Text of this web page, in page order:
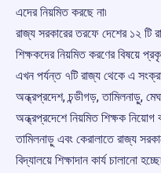
এদের নিয়মিত করছে না৷
রাজ্য সরকারের তরফে দেশের ১২ টি
শিক্ষকদের নিয়মিত করণের বিষয়ে
এখন পর্যন্ত ৭টি রাজ্য থেকে এ
অন্ধ্রপ্রদেশ, চন্ডীগড়, তামিলনাড়ু,
অন্ধ্রপ্রদেশে নিয়মিত শিক্ষক নিয়োগ
তামিলনাড়ু এবং কেরালাতে রাজ্য
বিদ্যালয়ে শিক্ষাদান কার্য চালানো